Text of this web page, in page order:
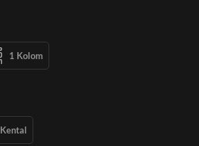
1 Kolom
Teks Besar
Kental